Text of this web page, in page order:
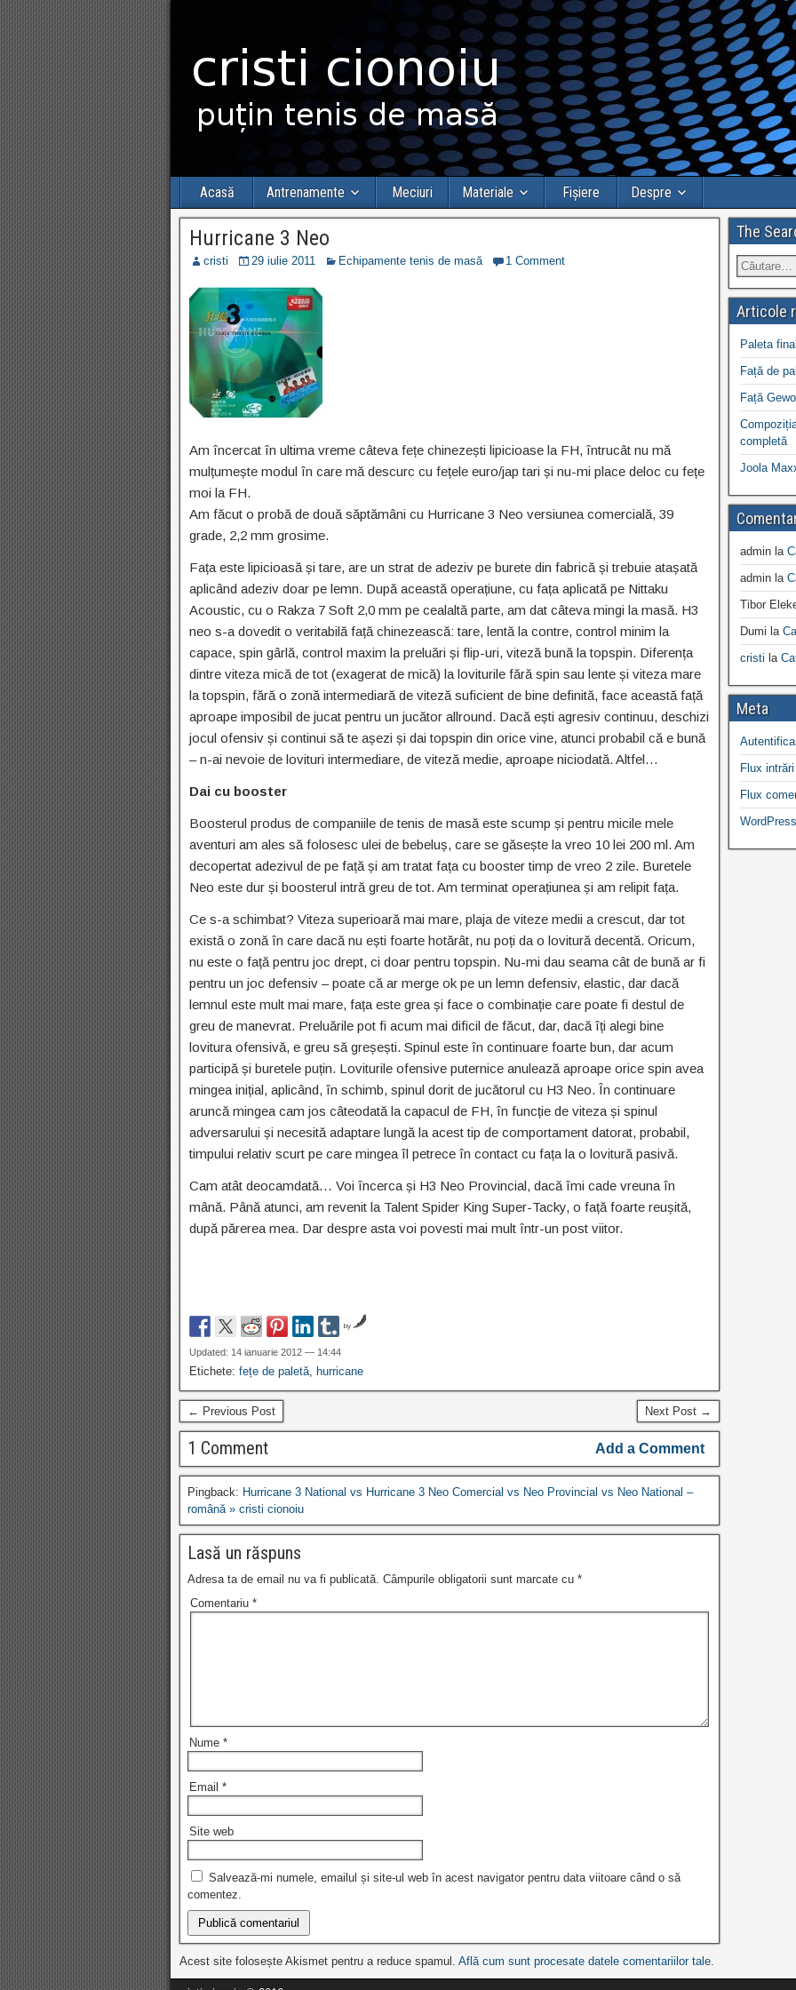
Acasă Antrenamente Meciuri Materiale Fișiere Despre
Hurricane 3 Neo
cristi 29 iulie 2011 Echipamente tenis de masă 1 Comment
Am încercat în ultima vreme câteva fețe chinezești lipicioase la FH, întrucât nu mă
mulțumește modul în care mă descurc cu fețele euro/jap tari și nu-mi place deloc cu fețe
moi la FH.
Am făcut o probă de două săptămâni cu Hurricane 3 Neo versiunea comercială, 39
grade, 2,2 mm grosime.
Fața este lipicioasă și tare, are un strat de adeziv pe burete din fabrică și trebuie atașată
aplicând adeziv doar pe lemn. După această operațiune, cu fața aplicată pe Nittaku
Acoustic, cu o Rakza 7 Soft 2,0 mm pe cealaltă parte, am dat câteva mingi la masă. H3
neo s-a dovedit o veritabilă față chinezească: tare, lentă la contre, control minim la
capace, spin gârlă, control maxim la preluări și flip-uri, viteză bună la topspin. Diferența
dintre viteza mică de tot (exagerat de mică) la loviturile fără spin sau lente și viteza mare
la topspin, fără o zonă intermediară de viteză suficient de bine definită, face această față
aproape imposibil de jucat pentru un jucător allround. Dacă ești agresiv continuu, deschizi
jocul ofensiv și continui să te așezi și dai topspin din orice vine, atunci probabil că e bună
– n-ai nevoie de lovituri intermediare, de viteză medie, aproape niciodată. Altfel…
Dai cu booster
Boosterul produs de companiile de tenis de masă este scump și pentru micile mele
aventuri am ales să folosesc ulei de bebeluș, care se găsește la vreo 10 lei 200 ml. Am
decopertat adezivul de pe față și am tratat fața cu booster timp de vreo 2 zile. Buretele
Neo este dur și boosterul intră greu de tot. Am terminat operațiunea și am relipit fața.
Ce s-a schimbat? Viteza superioară mai mare, plaja de viteze medii a crescut, dar tot
există o zonă în care dacă nu ești foarte hotărât, nu poți da o lovitură decentă. Oricum,
nu este o față pentru joc drept, ci doar pentru topspin. Nu-mi dau seama cât de bună ar fi
pentru un joc defensiv – poate că ar merge ok pe un lemn defensiv, elastic, dar dacă
lemnul este mult mai mare, fața este grea și face o combinație care poate fi destul de
greu de manevrat. Preluările pot fi acum mai dificil de făcut, dar, dacă îți alegi bine
lovitura ofensivă, e greu să greșești. Spinul este în continuare foarte bun, dar acum
participă și buretele puțin. Loviturile ofensive puternice anulează aproape orice spin avea
mingea inițial, aplicând, în schimb, spinul dorit de jucătorul cu H3 Neo. În continuare
aruncă mingea cam jos câteodată la capacul de FH, în funcție de viteza și spinul
adversarului și necesită adaptare lungă la acest tip de comportament datorat, probabil,
timpului relativ scurt pe care mingea îl petrece în contact cu fața la o lovitură pasivă.
Cam atât deocamdată… Voi încerca și H3 Neo Provincial, dacă îmi cade vreuna în
mână. Până atunci, am revenit la Talent Spider King Super-Tacky, o față foarte reușită,
după părerea mea. Dar despre asta voi povesti mai mult într-un post viitor.
by
Updated: 14 ianuarie 2012 — 14:44
Etichete: fețe de paletă, hurricane
← Previous Post Next Post →
1 Comment Add a Comment
Pingback: Hurricane 3 National vs Hurricane 3 Neo Comercial vs Neo Provincial vs Neo National –
română » cristi cionoiu
Lasă un răspuns
Adresa ta de email nu va fi publicată. Câmpurile obligatorii sunt marcate cu *
Comentariu *
Nume *
Email *
Site web
Salvează-mi numele, emailul și site-ul web în acest navigator pentru data viitoare când o să
comentez.
Acest site folosește Akismet pentru a reduce spamul. Află cum sunt procesate datele comentariilor tale.
The
Articole
Paleta
Față de
Față
completă
Joola
adminla
adminla
Tibor
Dumi la
cristi la
Meta
Flux intrări
Flux